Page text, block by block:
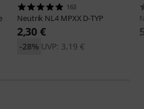
163
Neutrik NL4 MPXX D-TYP
2,30 €
UVP: 3,19 €
-28%